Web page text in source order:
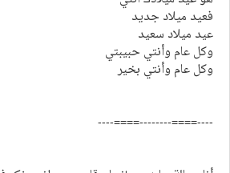
فعيد ميلاد جديد
عيد ميلاد سعيد
وكل عام وأنتي حبيبتي
وكل عام وأنتي بخير
----====--------====----